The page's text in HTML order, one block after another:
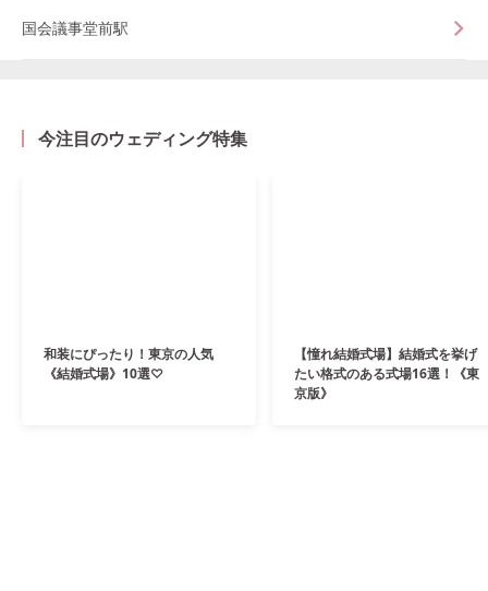
国会議事堂前駅
今注目のウェディング特集
和装にぴったり！東京の人気
《結婚式場》10選♡
【憧れ結婚式場】結婚式を挙げ
たい格式のある式場16選！《東
京版》